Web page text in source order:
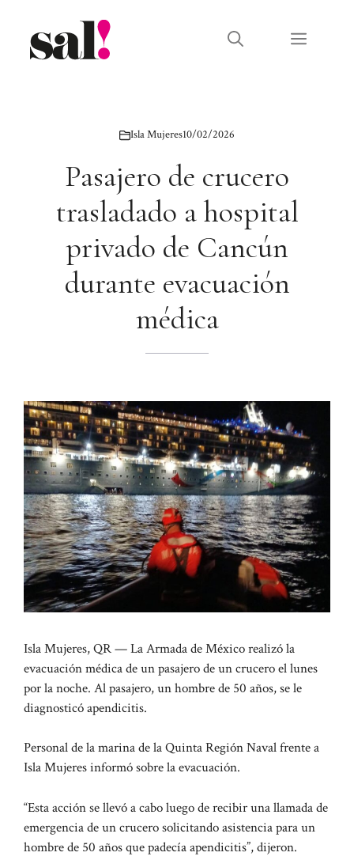
contenido
Menú
Isla Mujeres10/02/2026
Pasajero de crucero
trasladado a hospital
privado de Cancún
durante evacuación
médica
Isla Mujeres, QR — La Armada de México realizó la
evacuación médica de un pasajero de un crucero el lunes
por la noche. Al pasajero, un hombre de 50 años, se le
diagnosticó apendicitis.
Personal de la marina de la Quinta Región Naval frente a
Isla Mujeres informó sobre la evacuación.
“Esta acción se llevó a cabo luego de recibir una llamada de
emergencia de un crucero solicitando asistencia para un
hombre de 50 años que padecía apendicitis”, dijeron.